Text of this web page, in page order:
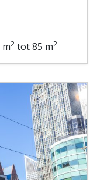
m2 tot 85 m2